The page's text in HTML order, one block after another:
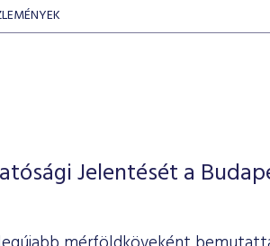
Jelentését a